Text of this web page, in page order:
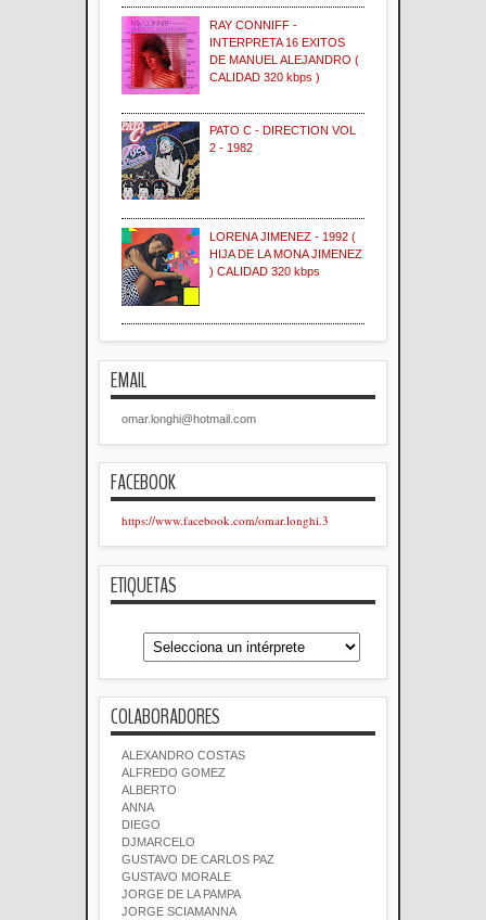
RAY CONNIFF -
INTERPRETA 16 EXITOS
DE MANUEL ALEJANDRO (
CALIDAD 320 kbps )
PATO C - DIRECTION VOL
2 - 1982
LORENA JIMENEZ - 1992 (
HIJA DE LA MONA JIMENEZ
) CALIDAD 320 kbps
EMAIL
omar.longhi@hotmail.com
FACEBOOK
https://www.facebook.com/omar.longhi.3
ETIQUETAS
COLABORADORES
ALEXANDRO COSTAS
ALFREDO GOMEZ
ALBERTO
ANNA
DIEGO
DJMARCELO
GUSTAVO DE CARLOS PAZ
GUSTAVO MORALE
JORGE DE LA PAMPA
JORGE SCIAMANNA